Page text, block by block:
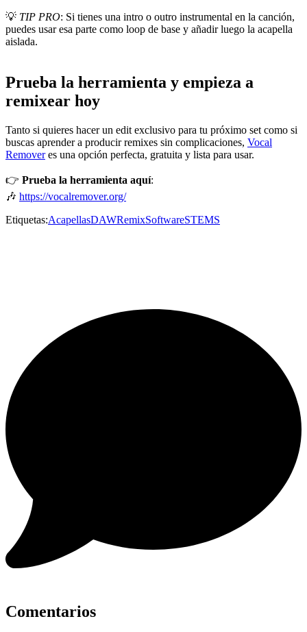
💡 TIP PRO: Si tienes una intro o outro instrumental en la canción,
puedes usar esa parte como loop de base y añadir luego la acapella
aislada.
Prueba la herramienta y empieza a
remixear hoy
Tanto si quieres hacer un edit exclusivo para tu próximo set como si
buscas aprender a producir remixes sin complicaciones, Vocal
Removeres una opción perfecta, gratuita y lista para usar.
👉 Prueba la herramienta aquí:
🎶 https://vocalremover.org/
Etiquetas:AcapellasDAWRemixSoftwareSTEMS
Comentarios